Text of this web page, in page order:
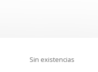
Sin existencias